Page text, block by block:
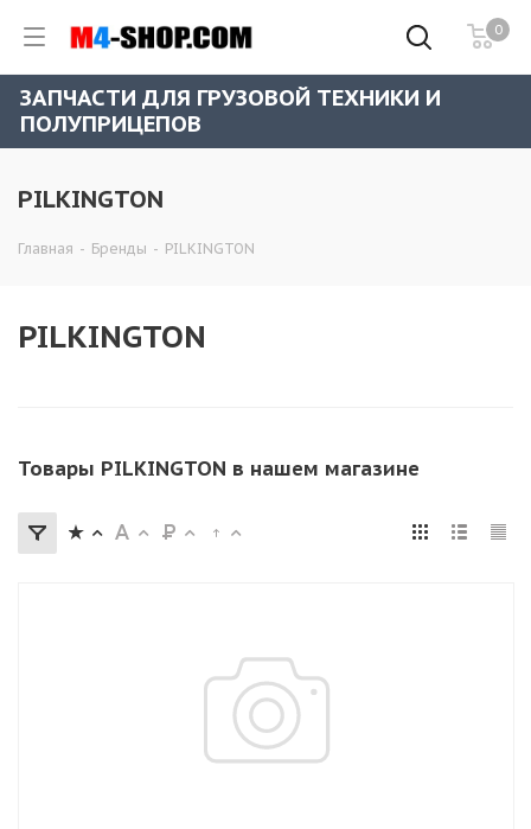
0
ЗАПЧАСТИ ДЛЯ ГРУЗОВОЙ ТЕХНИКИ И
ПОЛУПРИЦЕПОВ
PILKINGTON
Главная - Бренды - PILKINGTON
PILKINGTON
Товары PILKINGTON в нашем магазине